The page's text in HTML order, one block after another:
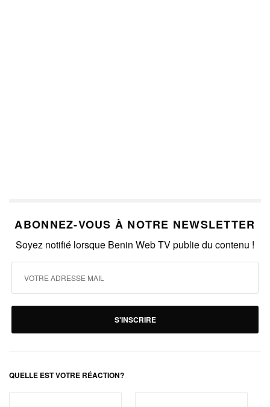
ABONNEZ-VOUS À NOTRE NEWSLETTER
Soyez notifié lorsque Benin Web TV publie du contenu !
S'INSCRIRE
QUELLE EST VOTRE RÉACTION?